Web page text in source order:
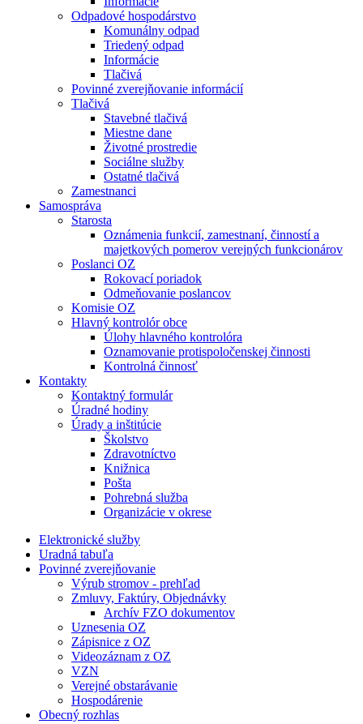
Odpadové hospodárstvo
Komunálny odpad
Triedený odpad
Informácie
Tlačivá
Povinné zverejňovanie informácií
Tlačivá
Stavebné tlačivá
Miestne dane
Životné prostredie
Sociálne služby
Ostatné tlačivá
Zamestnanci
Samospráva
Starosta
Oznámenia funkcií, zamestnaní, činností a
majetkových pomerov verejných funkcionárov
Poslanci OZ
Rokovací poriadok
Odmeňovanie poslancov
Komisie OZ
Hlavný kontrolór obce
Úlohy hlavného kontrolóra
Oznamovanie protispoločenskej činnosti
Kontrolná činnosť
Kontakty
Kontaktný formulár
Úradné hodiny
Úrady a inštitúcie
Školstvo
Zdravotníctvo
Knižnica
Pošta
Pohrebná služba
Organizácie v okrese
Elektronické služby
Uradná tabuľa
Povinné zverejňovanie
Výrub stromov - prehľad
Zmluvy, Faktúry, Objednávky
Archív FZO dokumentov
Uznesenia OZ
Zápisnice z OZ
Videozáznam z OZ
VZN
Verejné obstarávanie
Hospodárenie
Obecný rozhlas